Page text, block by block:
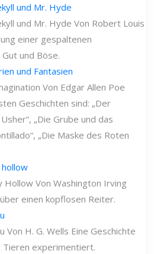
und Mr. Hyde
und Mr. Hyde Von Robert Louis
einer gespaltenen
und Böse.
und Fantasien
Von Edgar Allen Poe
Geschichten sind: „Der
„Die Grube und das
„Die Maske des Roten
Hollow Von Washington Irving
einen kopflosen Reiter.
Von H. G. Wells Eine Geschichte
experimentiert.